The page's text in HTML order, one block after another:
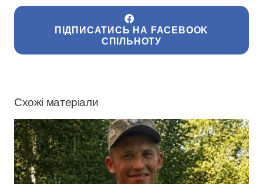
ПІДПИСАТИСЬ НА FACEBOOK
СПІЛЬНОТУ
Схожі матеріали